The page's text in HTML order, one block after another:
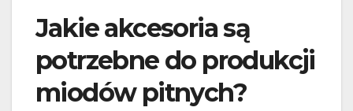
Jakie akcesoria są
potrzebne do produkcji
miodów pitnych?